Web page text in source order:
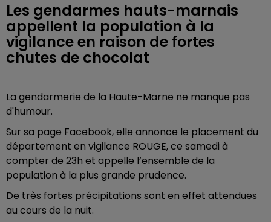
Les gendarmes hauts-marnais
appellent la population à la
vigilance en raison de fortes
chutes de chocolat
La gendarmerie de la Haute-Marne ne manque pas
d'humour.
Sur sa page Facebook, elle annonce le placement du
département en vigilance ROUGE, ce samedi à
compter de 23h et appelle l’ensemble de la
population à la plus grande prudence.
De très fortes précipitations sont en effet attendues
au cours de la nuit.